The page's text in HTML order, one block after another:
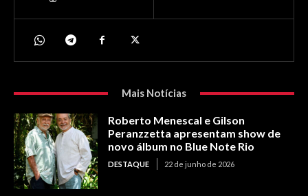
Mais Notícias
Roberto Menescal e Gilson
Peranzzetta apresentam show de
novo álbum no Blue Note Rio
DESTAQUE 22 de junho de 2026